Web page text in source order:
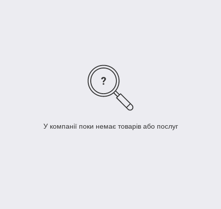
У компанії поки немає товарів або послуг